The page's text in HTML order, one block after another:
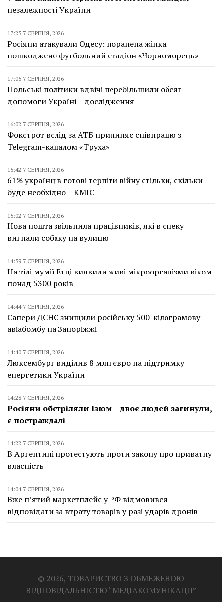
незалежності України
17:25 7 СЕРПНЯ, 2026
Росіяни атакували Одесу: поранена жінка,
пошкоджено футбольний стадіон «Чорноморець»
17:05 7 СЕРПНЯ, 2026
Польські політики вдвічі перебільшили обсяг
допомоги Україні – дослідження
16:02 7 СЕРПНЯ, 2026
Фокстрот вслід за АТБ припиняє співпрацю з
Telegram-каналом «Труха»
15:42 7 СЕРПНЯ, 2026
61% українців готові терпіти війну стільки, скільки
буде необхідно – КМІС
15:02 7 СЕРПНЯ, 2026
Нова пошта звільнила працівників, які в спеку
вигнали собаку на вулицю
14:59 7 СЕРПНЯ, 2026
На тілі мумії Етці виявили живі мікроорганізми віком
понад 5300 років
14:44 7 СЕРПНЯ, 2026
Сапери ДСНС знищили російську 500-кілограмову
авіабомбу на Запоріжжі
14:40 7 СЕРПНЯ, 2026
Люксембург виділив 8 млн євро на підтримку
енергетики України
14:28 7 СЕРПНЯ, 2026
Росіяни обстріляли Ізюм – двоє людей загинули,
є постраждалі
14:22 7 СЕРПНЯ, 2026
В Аргентині протестують проти закону про приватну
власність
14:04 7 СЕРПНЯ, 2026
Вже п’ятий маркетплейс у РФ відмовився
відповідати за втрату товарів у разі ударів дронів
© 2026, ТОВАРИСТВО З ОБМЕЖЕНОЮ
ВІДПОВІДАЛЬНІСТЮ “МЕДІАКОМУНІКАЦІЇ”